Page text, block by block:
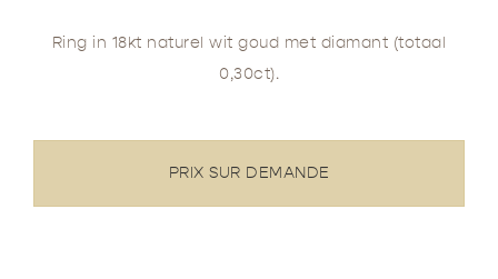
Ring in 18kt naturel wit goud met diamant (totaal
0,30ct).
PRIX SUR DEMANDE